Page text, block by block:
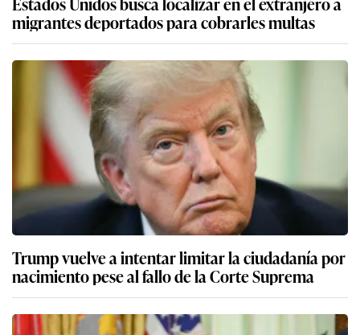
migrantes deportados para cobrarles multas
Trump vuelve a intentar limitar la ciudadanía por
nacimiento pese al fallo de la Corte Suprema